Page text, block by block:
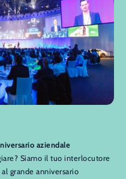
aziendale
Siamo il tuo interlocutore
grande anniversario